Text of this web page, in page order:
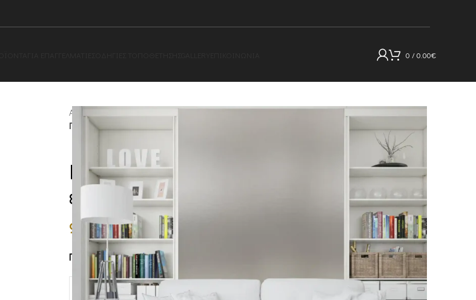
0 /0.00€
Αρχική σελίδα
Πάνελ τοίχου με όψη μετάλλου για εσωτερικό χώρο RY139 (1,22m×2,80m)
Πάνελ τοίχου με όψη μετάλλου για
εσωτερικό χώρο RY139 (1,22m×2,80m)
90.00€–110.00€
ΠΆΧΟΣ ΠΆΝΕΛ 5mm8mm